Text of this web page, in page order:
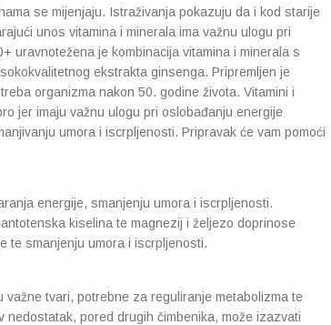
se mijenjaju. Istraživanja pokazuju da i kod starije
unos vitamina i minerala ima važnu ulogu pri
uravnotežena je kombinacija vitamina i minerala s
ekstrakta ginsenga. Pripremljen je
organizma nakon 50. godine života. Vitamini i
jer imaju važnu ulogu pri oslobađanju energije
umora i iscrpljenosti. Pripravak će vam pomoći
energije, smanjenju umora i iscrpljenosti.
kiselina te magnezij i željezo doprinose
te smanjenju umora i iscrpljenosti.
važne tvari, potrebne za reguliranje metabolizma te
nedostatak, pored drugih čimbenika, može izazvati